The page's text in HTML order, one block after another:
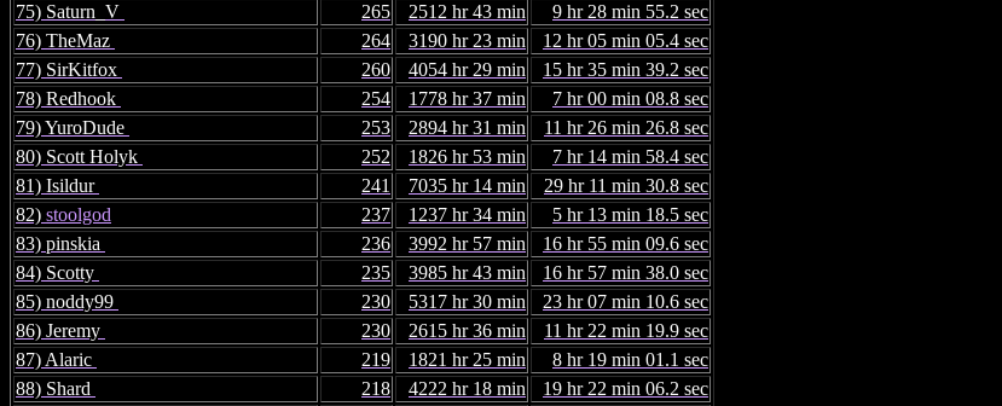
75) Saturn_V
265 2512 hr 43 min
9 hr 28 min 55.2 sec
76) TheMaz
264 3190 hr 23 min
12 hr 05 min 05.4 sec
77) SirKitfox
260 4054 hr 29 min
15 hr 35 min 39.2 sec
78) Redhook
254 1778 hr 37 min
7 hr 00 min 08.8 sec
79) YuroDude
253 2894 hr 31 min
11 hr 26 min 26.8 sec
80) Scott Holyk
252 1826 hr 53 min
7 hr 14 min 58.4 sec
81) Isildur
241 7035 hr 14 min
29 hr 11 min 30.8 sec
82) stoolgod 237 1237 hr 34 min
5 hr 13 min 18.5 sec
83) pinskia
236 3992 hr 57 min
16 hr 55 min 09.6 sec
84) Scotty
235 3985 hr 43 min
16 hr 57 min 38.0 sec
85) noddy99
230 5317 hr 30 min
23 hr 07 min 10.6 sec
86) Jeremy
230 2615 hr 36 min
11 hr 22 min 19.9 sec
87) Alaric
219 1821 hr 25 min
8 hr 19 min 01.1 sec
88) Shard
218 4222 hr 18 min
19 hr 22 min 06.2 sec